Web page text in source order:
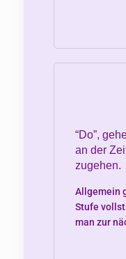
“Do”,
an der
zugehen.
Allgemein
Stufe
man zur